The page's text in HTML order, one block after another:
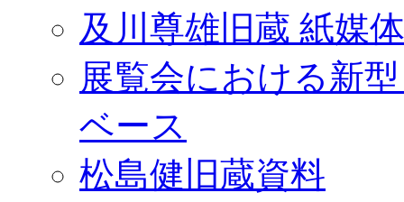
及川尊雄旧蔵 紙媒
展覧会における新
ベース
松島健旧蔵資料